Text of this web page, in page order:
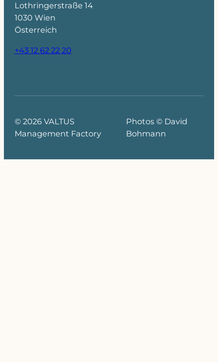
Lothringerstraße 14
1030 Wien
Österreich
+43 12 62 22 20
© 2026 VALTUS
Management Factory
Photos © David
Bohmann